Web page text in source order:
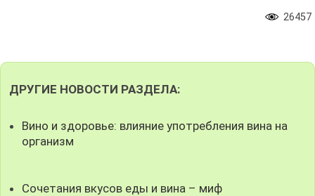
26457
ДРУГИЕ НОВОСТИ РАЗДЕЛА:
Вино и здоровье: влияние употребления вина на
организм
Сочетания вкусов еды и вина – миф